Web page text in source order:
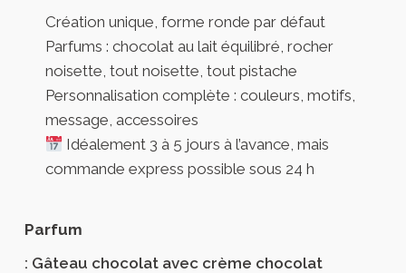
Création unique, forme ronde par défaut
Parfums : chocolat au lait équilibré, rocher
noisette, tout noisette, tout pistache
Personnalisation complète : couleurs, motifs,
message, accessoires
Idéalement 3 à 5 jours à l’avance, mais
commande express possible sous 24 h
Parfum
: Gâteau chocolat avec crème chocolat